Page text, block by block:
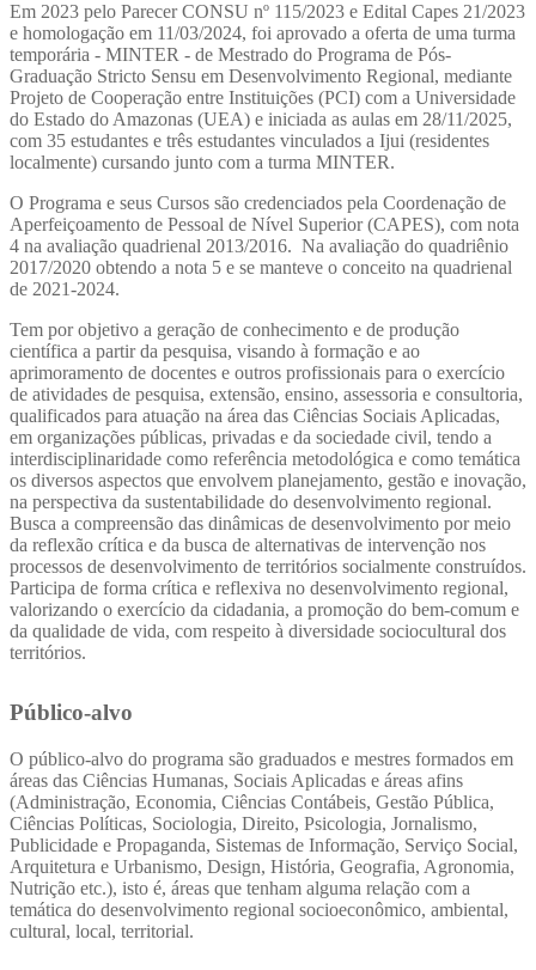
Em 2023 pelo Parecer CONSU nº 115/2023 e Edital Capes 21/2023
e homologação em 11/03/2024, foi aprovado a oferta de uma turma
temporária - MINTER - de Mestrado do Programa de Pós-
Graduação Stricto Sensu em Desenvolvimento Regional, mediante
Projeto de Cooperação entre Instituições (PCI) com a Universidade
do Estado do Amazonas (UEA) e iniciada as aulas em 28/11/2025,
com 35 estudantes e três estudantes vinculados a Ijui (residentes
localmente) cursando junto com a turma MINTER.
O Programa e seus Cursos são credenciados pela Coordenação de
Aperfeiçoamento de Pessoal de Nível Superior (CAPES), com nota
4 na avaliação quadrienal 2013/2016. Na avaliação do quadriênio
2017/2020 obtendo a nota 5 e se manteve o conceito na quadrienal
de 2021-2024.
Tem por objetivo a geração de conhecimento e de produção
científica a partir da pesquisa, visando à formação e ao
aprimoramento de docentes e outros profissionais para o exercício
de atividades de pesquisa, extensão, ensino, assessoria e consultoria,
qualificados para atuação na área das Ciências Sociais Aplicadas,
em organizações públicas, privadas e da sociedade civil, tendo a
interdisciplinaridade como referência metodológica e como temática
os diversos aspectos que envolvem planejamento, gestão e inovação,
na perspectiva da sustentabilidade do desenvolvimento regional.
Busca a compreensão das dinâmicas de desenvolvimento por meio
da reflexão crítica e da busca de alternativas de intervenção nos
processos de desenvolvimento de territórios socialmente construídos.
Participa de forma crítica e reflexiva no desenvolvimento regional,
valorizando o exercício da cidadania, a promoção do bem-comum e
da qualidade de vida, com respeito à diversidade sociocultural dos
territórios.
Público-alvo
O público-alvo do programa são graduados e mestres formados em
áreas das Ciências Humanas, Sociais Aplicadas e áreas afins
(Administração, Economia, Ciências Contábeis, Gestão Pública,
Ciências Políticas, Sociologia, Direito, Psicologia, Jornalismo,
Publicidade e Propaganda, Sistemas de Informação, Serviço Social,
Arquitetura e Urbanismo, Design, História, Geografia, Agronomia,
Nutrição etc.), isto é, áreas que tenham alguma relação com a
temática do desenvolvimento regional socioeconômico, ambiental,
cultural, local, territorial.